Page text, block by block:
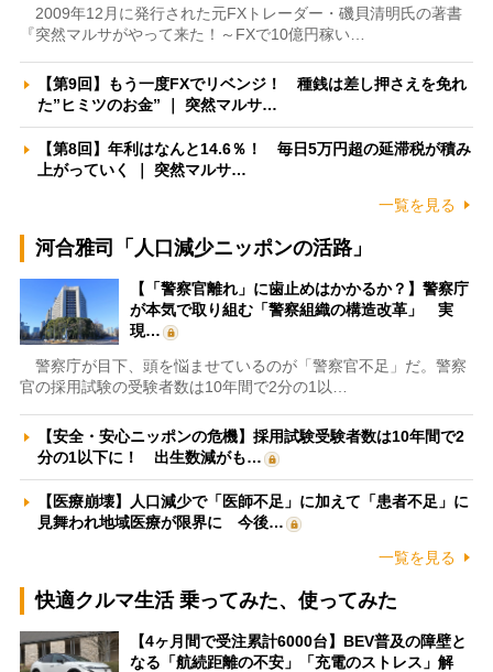
2009年12月に発行された元FXトレーダー・磯貝清明氏の著書
『突然マルサがやって来た！～FXで10億円稼い…
【第9回】もう一度FXでリベンジ！ 種銭は差し押さえを免れ
た”ヒミツのお金” ｜ 突然マルサ…
【第8回】年利はなんと14.6％！ 毎日5万円超の延滞税が積み
上がっていく ｜ 突然マルサ…
一覧を見る
河合雅司「人口減少ニッポンの活路」
【「警察官離れ」に歯止めはかかるか？】警察庁
が本気で取り組む「警察組織の構造改革」 実
現…
警察庁が目下、頭を悩ませているのが「警察官不足」だ。警察
官の採用試験の受験者数は10年間で2分の1以…
【安全・安心ニッポンの危機】採用試験受験者数は10年間で2
分の1以下に！ 出生数減がも…
【医療崩壊】人口減少で「医師不足」に加えて「患者不足」に
見舞われ地域医療が限界に 今後…
一覧を見る
快適クルマ生活 乗ってみた、使ってみた
【4ヶ月間で受注累計6000台】BEV普及の障壁と
なる「航続距離の不安」「充電のストレス」解